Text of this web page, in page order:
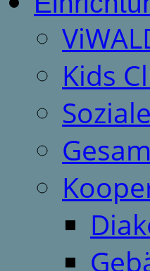
Kids